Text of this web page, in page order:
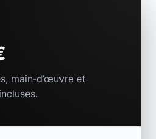
main‑d’œuvre et